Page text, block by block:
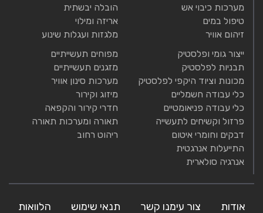
מערכות כיבוי אש
טיפול במים
זיהום אוויר
הובלה יבשתית
אריזה ומילוי
מלגזות ועגלות שינוע
ייצור גומי ופלסטיק
תבניות לפלסטיק
מכונות וציוד היקפי לפלסטיק
כלי עבודה חשמליים
כלי עבודה פניאומטיים
פרזול וקשיחים לתעשייה
דבקים וחומרי איטום
התייעלות אנרגטית
אנרגיה סולארית
מפוחים תעשייתיים
מזגנים תעשייתיים
מערכות סינון אוויר
מיזוג וקירור
חדרי קירור והקפאה
תאורה ומערכות תאורה
ריהוט רחוב
אודות צור עימנו קשר תנאי שימוש הלוואות